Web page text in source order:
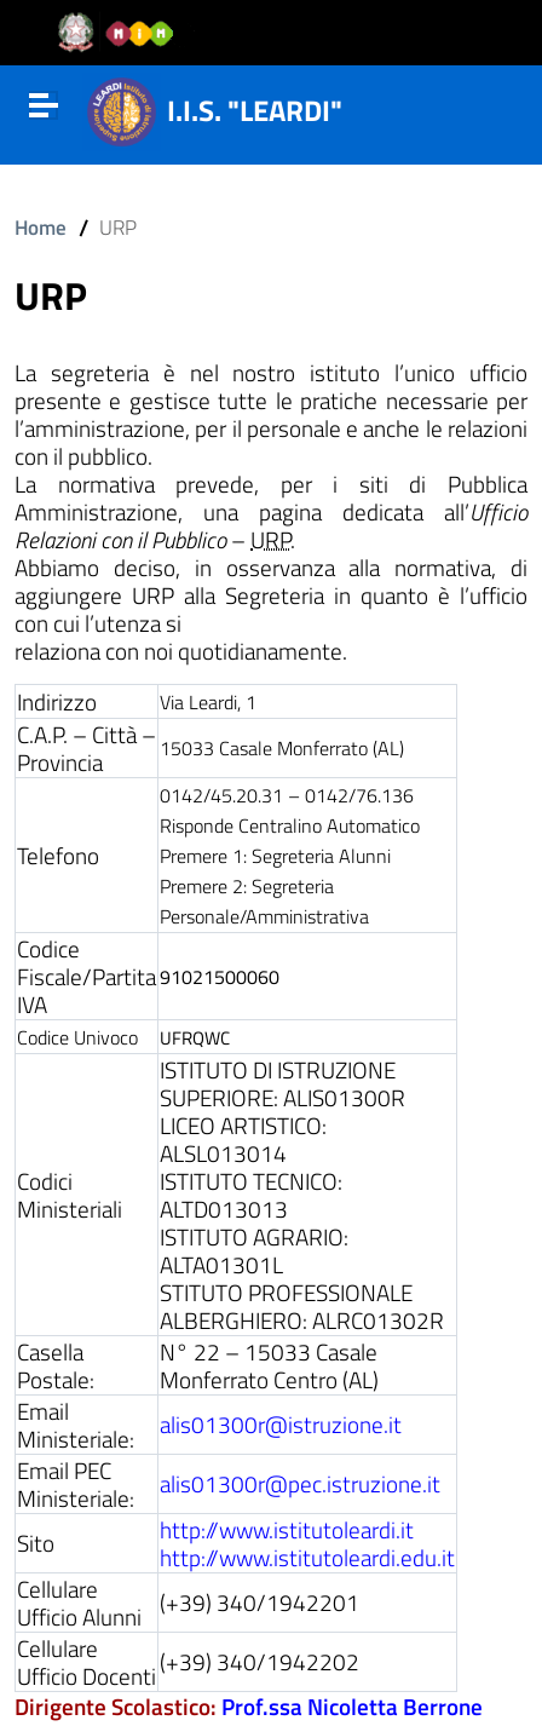
Vai al contenuto
Vail al menu di navigazione
Vai al footer
Attiva disattiva la navigazione
del sito
I.I.S. "LEARDI"
Home / URP
URP
La segreteria è nel nostro istituto l’unico ufficio
presente e gestisce tutte le pratiche necessarie per
l’amministrazione, per il personale e anche le relazioni
con il pubblico.
La normativa prevede, per i siti di Pubblica
Amministrazione, una pagina dedicata all’Ufficio
Relazioni con il Pubblico–URP.
Abbiamo deciso, in osservanza alla normativa, di
aggiungere URP alla Segreteria in quanto è l’ufficio
con cui l’utenza si
relaziona con noi quotidianamente.
Indirizzo
Via Leardi, 1
C.A.P. – Città –
Provincia 15033 Casale Monferrato (AL)
Telefono
0142/45.20.31 – 0142/76.136
Risponde Centralino Automatico
Premere 1: Segreteria Alunni
Premere 2: Segreteria
Personale/Amministrativa
Codice
Fiscale/Partita
IVA
91021500060
Codice Univoco UFRQWC
Codici
Ministeriali
ISTITUTO DI ISTRUZIONE
SUPERIORE: ALIS01300R
LICEO ARTISTICO:
ALSL013014
ISTITUTO TECNICO:
ALTD013013
ISTITUTO AGRARIO:
ALTA01301L
STITUTO PROFESSIONALE
ALBERGHIERO: ALRC01302R
Casella
Postale:
N° 22 – 15033 Casale
Monferrato Centro (AL)
Email
Ministeriale:
alis01300r@istruzione.it
Email PEC
Ministeriale:
alis01300r@pec.istruzione.it
Sito
http://www.istitutoleardi.it
http://www.istitutoleardi.edu.it
Cellulare
Ufficio Alunni (+39) 340/1942201
Cellulare
Ufficio Docenti(+39) 340/1942202
Dirigente Scolastico: Prof.ssa Nicoletta Berrone